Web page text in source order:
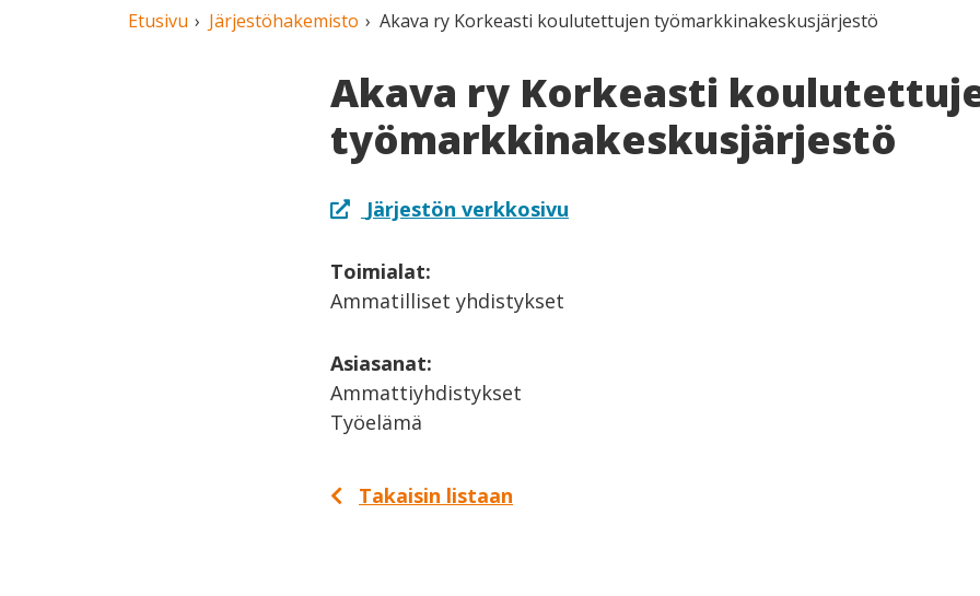
Etusivu Järjestöhakemisto Akava ry Korkeasti koulutettujen työmarkkinakeskusjärjestö
Akava ry Korkeasti
työmarkkinakeskusjärjestö
Järjestön verkkosivu
Toimialat:
Ammatilliset yhdistykset
Asiasanat:
Ammattiyhdistykset
Työelämä
Takaisin listaan